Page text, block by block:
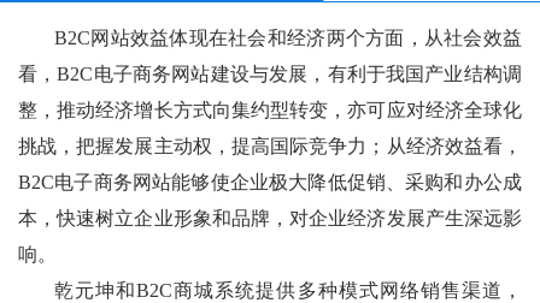
B2C网站效益体现在社会和经济两个方面，从社会效益
看，B2C电子商务网站建设与发展，有利于我国产业结构调
整，推动经济增长方式向集约型转变，亦可应对经济全球化
挑战，把握发展主动权，提高国际竞争力；从经济效益看，
B2C电子商务网站能够使企业极大降低促销、采购和办公成
本，快速树立企业形象和品牌，对企业经济发展产生深远影
响。
乾元坤和B2C商城系统提供多种模式网络销售渠道，